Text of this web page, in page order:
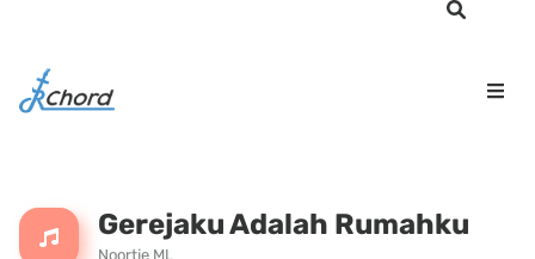
Gerejaku Adalah Rumahku
Noortje ML